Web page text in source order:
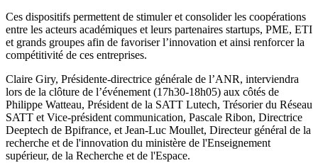
Ces dispositifs permettent de stimuler et consolider les coopérations
entre les acteurs académiques et leurs partenaires startups, PME, ETI
et grands groupes afin de favoriser l’innovation et ainsi renforcer la
compétitivité de ces entreprises.
Claire Giry, Présidente-directrice générale de l’ANR, interviendra
lors de la clôture de l’événement (17h30-18h05) aux côtés de
Philippe Watteau, Président de la SATT Lutech, Trésorier du Réseau
SATT et Vice-président communication, Pascale Ribon, Directrice
Deeptech de Bpifrance, et Jean-Luc Moullet, Directeur général de la
recherche et de l'innovation du ministère de l'Enseignement
supérieur, de la Recherche et de l'Espace.